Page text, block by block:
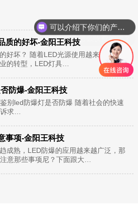
质的好坏-金阳王科技
好坏？ 随着LED光源使用越来越频繁，
的转型，LED灯具…
防爆-金阳王科技
别led防爆灯是否防爆 随着社会的快速
求…
事项-金阳王科技
成熟，LED防爆的应用越来越广泛，那
意那些事项尼？下面跟大…
你们是怎么收费的呢？